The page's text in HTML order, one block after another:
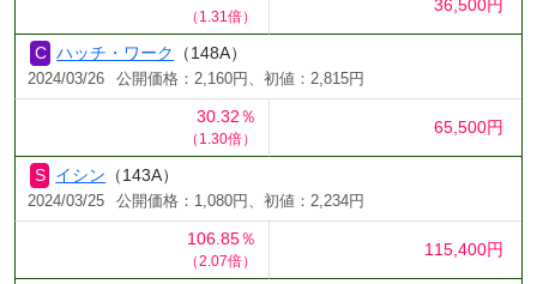
（1.31倍）
36,500円
ハッチ・ワーク （148A）
2024/03/26 公開価格：2,160円、初値：2,815円
30.32％
（1.30倍）
65,500円
イシン （143A）
2024/03/25 公開価格：1,080円、初値：2,234円
106.85％
（2.07倍）
115,400円